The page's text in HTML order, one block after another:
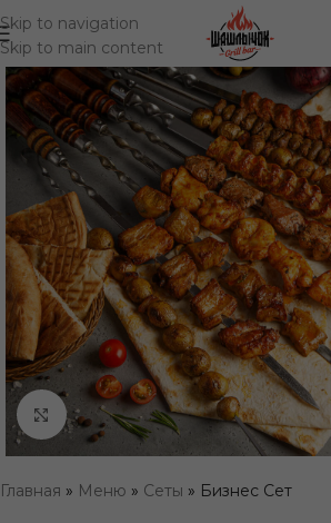
Skip to navigation
Skip to main content
Нажмите, чтобы увеличить
Главная » Меню » Сеты » Бизнес Сет